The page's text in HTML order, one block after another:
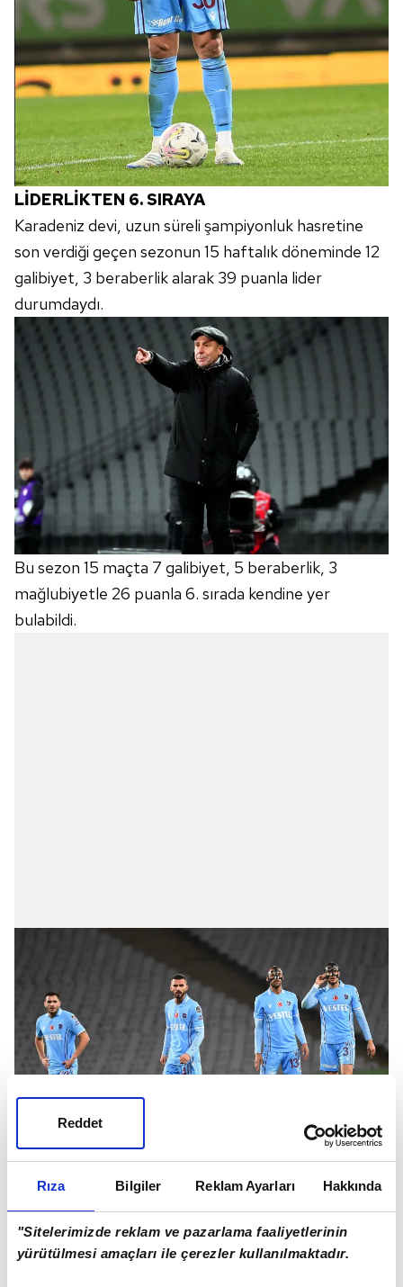
Rıza Bilgiler Reklam Ayarları Hakkında
"Sitelerimizde reklam ve pazarlama faaliyetlerinin
yürütülmesi amaçları ile çerezler kullanılmaktadır.
Reddet
LİDERLİKTEN 6. SIRAYA
Karadeniz devi, uzun süreli şampiyonluk hasretine
son verdiği geçen sezonun 15 haftalık döneminde 12
galibiyet, 3 beraberlik alarak 39 puanla lider
durumdaydı.
Bu sezon 15 maçta 7 galibiyet, 5 beraberlik, 3
mağlubiyetle 26 puanla 6. sırada kendine yer
bulabildi.
Fırtına, ilk 15 haftalık dönemde bu sezon daha az gol
attı, daha fazla gol kalesinde gördü.